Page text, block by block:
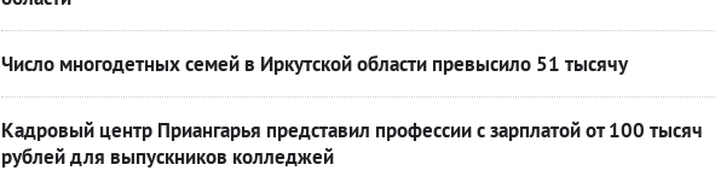
Число многодетных семей в Иркутской области превысило 51 тысячу
Кадровый центр Приангарья представил профессии с зарплатой от 100 тысяч
рублей для выпускников колледжей